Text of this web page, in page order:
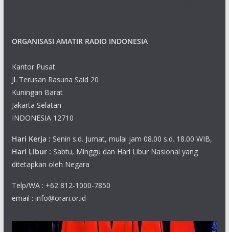
ORGANISASI AMATIR RADIO INDONESIA
Kantor Pusat
Jl. Terusan Rasuna Said 20
Kuningan Barat
Jakarta Selatan
INDONESIA 12710
Hari Kerja : Senin s.d. Jumat, mulai jam 08.00 s.d. 18.00 WIB,
Hari Libur : Sabtu, Minggu dan Hari Libur Nasional yang
ditetapkan oleh Negara
Telp/WA : +62 812-1000-7850
email : info@orari.or.id